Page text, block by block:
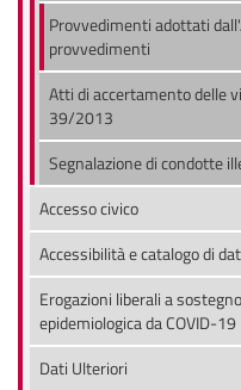
Provvedimenti adottati
provvedimenti
Atti di accertamento delle
39/2013
Segnalazione di condotte
Accesso civico
Accessibilità e catalogo di
Erogazioni liberali a
epidemiologica da COVID-19
Dati Ulteriori